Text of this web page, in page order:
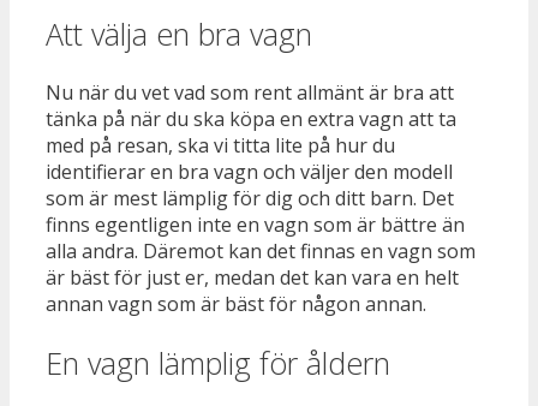
Att välja en bra vagn
Nu när du vet vad som rent allmänt är bra att
tänka på när du ska köpa en extra vagn att ta
med på resan, ska vi titta lite på hur du
identifierar en bra vagn och väljer den modell
som är mest lämplig för dig och ditt barn. Det
finns egentligen inte en vagn som är bättre än
alla andra. Däremot kan det finnas en vagn som
är bäst för just er, medan det kan vara en helt
annan vagn som är bäst för någon annan.
En vagn lämplig för åldern